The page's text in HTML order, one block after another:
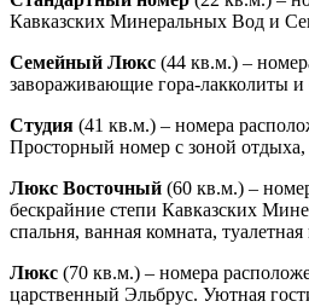
Кавказских Минеральных Вод и
Семейный Люкс (44 кв.м.) –
завораживающие гора-лакколиты
Студия (41 кв.м.) – номера
Просторный номер с зоной отдыха,
Люкс Восточный (60 кв.м.) –
бескрайние степи Кавказских
спальня, ванная комната,
Люкс (70 кв.м.) – номера
царственный Эльбрус. Уютная